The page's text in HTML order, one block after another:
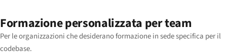
Formazione personalizzata per team
Per le organizzazioni che desiderano formazione in sede specifica per il
codebase.